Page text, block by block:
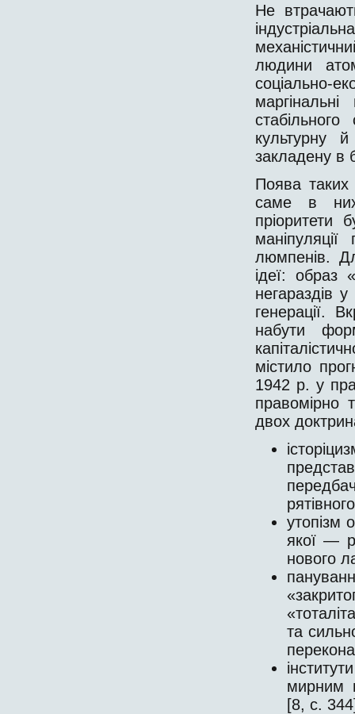
Не
людини
соціально-
культурну й
закладену в
Поява
саме в них
пріоритети
маніпуляції
люмпенів.
ідеї: образ
негараздів
генерації.
набути
містило
1942 р. у
правомірно
двох
утопізм
якої —
нового
та
мирним
[8, с.